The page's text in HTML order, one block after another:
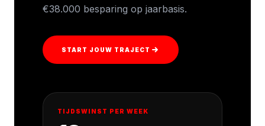
€38.000 besparing op jaarbasis.
START JOUW TRAJECT
TIJDSWINST PER WEEK